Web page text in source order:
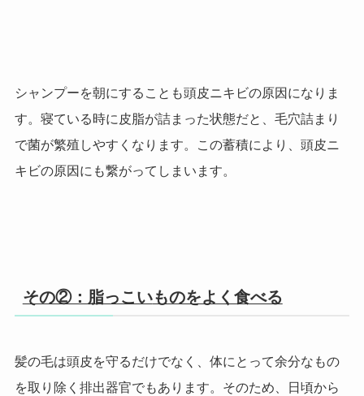
シャンプーを朝にすることも頭皮ニキビの原因になりま
す。寝ている時に皮脂が詰まった状態だと、毛穴詰まり
で菌が繁殖しやすくなります。この蓄積により、頭皮ニ
キビの原因にも繋がってしまいます。
その②：脂っこいものをよく食べる
髪の毛は頭皮を守るだけでなく、体にとって余分なもの
を取り除く排出器官でもあります。そのため、日頃から